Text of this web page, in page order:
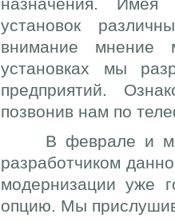
установок
внимание мнение
установках мы
предприятий.
позвонив нам по
В феврале и
разработчиком
модернизации уже
опцию. Мы